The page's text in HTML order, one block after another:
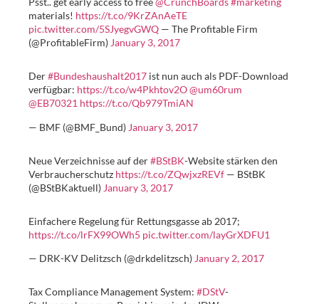
materials! https://t.co/9KrZAnAeTE
pic.twitter.com/5SJyegvGWQ — The Profitable Firm
(@ProfitableFirm) January 3, 2017
Der#Bundeshaushalt2017 ist nun auch als PDF-Download
verfügbar: https://t.co/w4Pkhtov2O@um60rum
@EB70321 https://t.co/Qb979TmiAN
— BMF (@BMF_Bund) January 3, 2017
Neue Verzeichnisse auf der#BStBK-Website stärken den
Verbraucherschutz https://t.co/ZQwjxzREVf — BStBK
(@BStBKaktuell) January 3, 2017
Einfachere Regelung für Rettungsgasse ab 2017;
https://t.co/lrFX99OWh5 pic.twitter.com/layGrXDFU1
— DRK-KV Delitzsch (@drkdelitzsch) January 2, 2017
Tax Compliance Management System: #DStV-